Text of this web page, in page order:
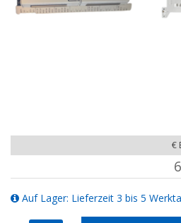
€
Auf Lager: Lieferzeit 3 bis 5